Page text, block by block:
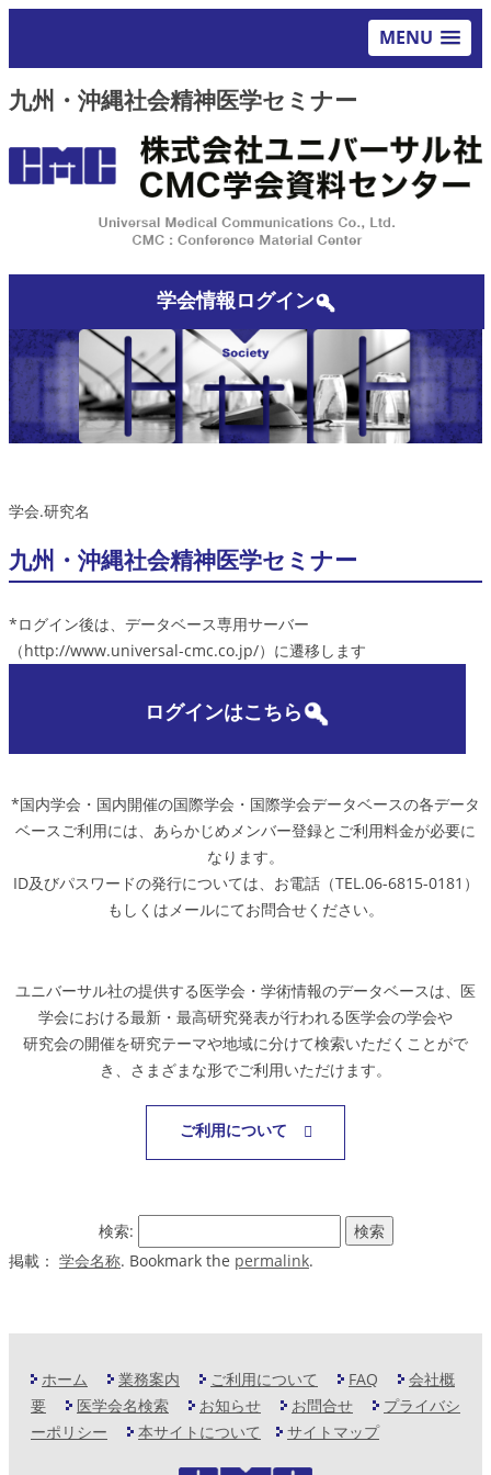
MENU
九州・沖縄社会精神医学セミナー
学会情報ログイン
学会.研究名
九州・沖縄社会精神医学セミナー
*ログイン後は、データベース専用サーバー
（http://www.universal-cmc.co.jp/）に遷移します
ログインはこちら
*国内学会・国内開催の国際学会・国際学会データベースの各データ
ベースご利用には、あらかじめメンバー登録とご利用料金が必要に
なります。
ID及びパスワードの発行については、お電話（TEL.06-6815-0181）
もしくはメールにてお問合せください。
ユニバーサル社の提供する医学会・学術情報のデータベースは、医
学会における最新・最高研究発表が行われる医学会の学会や
研究会の開催を研究テーマや地域に分けて検索いただくことがで
き、さまざまな形でご利用いただけます。
ご利用について
検索:
掲載： 学会名称. Bookmark the permalink.
ホーム 業務案内 ご利用について FAQ
会社概
要
医学会名検索 お知らせ お問合せ
プライバシ
ーポリシー
本サイトについて サイトマップ